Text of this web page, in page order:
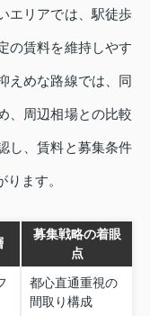
エリアでは、駅徒歩
の賃料を維持しやす
えめな路線では、同
、周辺相場との比較
し、賃料と募集条件
ます。
募集戦略の着眼
点
都心直通重視の
間取り構成